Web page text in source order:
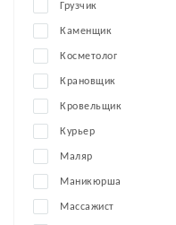
Грузчик
Каменщик
Косметолог
Крановщик
Кровельщик
Курьер
Маляр
Маникюрша
Массажист